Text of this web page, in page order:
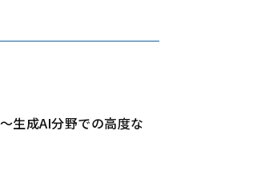
生成AI分野での高度な